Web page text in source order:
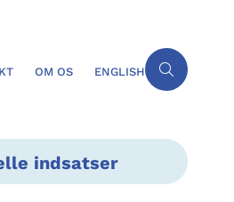
OM OS ENGLISH
indsatser